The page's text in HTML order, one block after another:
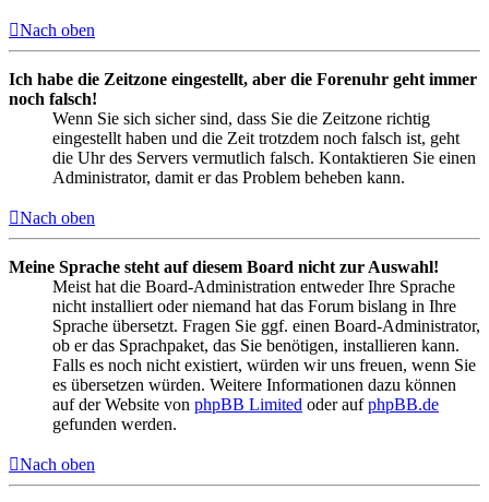
Nach oben
Ich habe die Zeitzone eingestellt, aber die Forenuhr geht immer
noch falsch!
Wenn Sie sich sicher sind, dass Sie die Zeitzone richtig
eingestellt haben und die Zeit trotzdem noch falsch ist, geht
die Uhr des Servers vermutlich falsch. Kontaktieren Sie einen
Administrator, damit er das Problem beheben kann.
Nach oben
Meine Sprache steht auf diesem Board nicht zur Auswahl!
Meist hat die Board-Administration entweder Ihre Sprache
nicht installiert oder niemand hat das Forum bislang in Ihre
Sprache übersetzt. Fragen Sie ggf. einen Board-Administrator,
ob er das Sprachpaket, das Sie benötigen, installieren kann.
Falls es noch nicht existiert, würden wir uns freuen, wenn Sie
es übersetzen würden. Weitere Informationen dazu können
auf der Website von phpBB Limited oder aufphpBB.de
gefunden werden.
Nach oben